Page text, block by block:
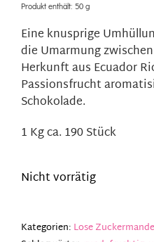
Produkt enthält: 50 g
Eine knusprige
die Umarmung
Herkunft aus Ecuador
Passionsfrucht
Schokolade.
1 Kg ca. 190 Stück
Nicht vorrätig
Kategorien: Lose